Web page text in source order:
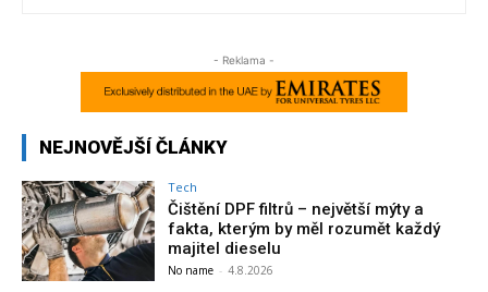
- Reklama -
NEJNOVĚJŠÍ ČLÁNKY
Tech
Čištění DPF filtrů – největší mýty a
fakta, kterým by měl rozumět každý
majitel dieselu
No name - 4.8.2026